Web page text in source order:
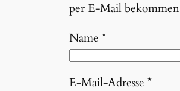
per E-Mail bekommen
Name*
E-Mail-Adresse*